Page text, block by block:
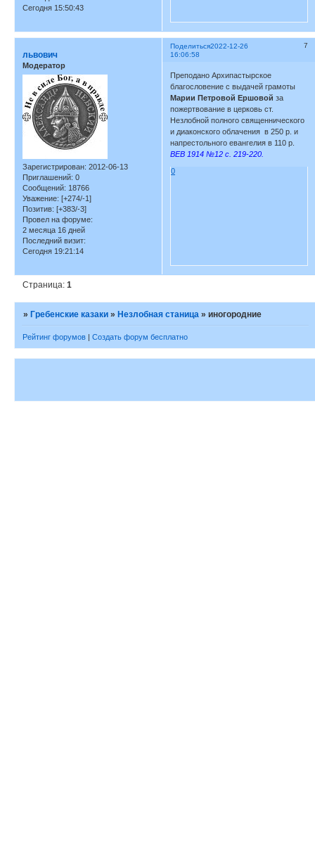
Сегодня 15:50:43
Поделиться 7
2022-12-26
16:06:58
львович
Модератор
Зарегистрирован: 2012-06-13
Приглашений: 0
Сообщений: 18766
Уважение: [+274/-1]
Позитив: [+383/-3]
Провел на форуме:
2 месяца 16 дней
Последний визит:
Сегодня 19:21:14
Преподано Архипастырское
благословение с выдачей грамоты
Марии Петровой Ершовойза
пожертвование в церковь ст.
Незлобной полного священнического
и диаконского облачения в 250 р. и
напрестольного евангелия в 110 р.
ВЕВ 1914 №12 с. 219-220.
0
Страница:1
» Гребенские казаки » Незлобная станица »иногородние
Рейтинг форумов | Создать форум бесплатно